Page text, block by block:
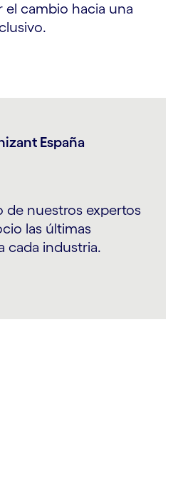
el cambio hacia una
España
de nuestros expertos
las últimas
cada industria.